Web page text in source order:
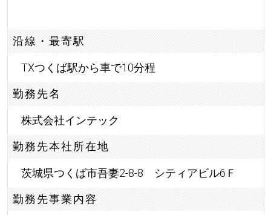
沿線・最寄駅
TXつくば駅から車で10分程
勤務先名
株式会社インテック
勤務先本社所在地
茨城県つくば市吾妻2-8-8 シティアビル6Ｆ
勤務先事業内容